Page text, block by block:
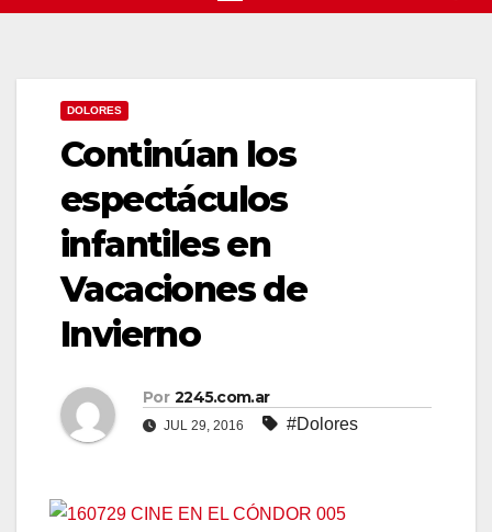
DOLORES
Continúan los
espectáculos
infantiles en
Vacaciones de
Invierno
Por 2245.com.ar
JUL 29, 2016 #Dolores